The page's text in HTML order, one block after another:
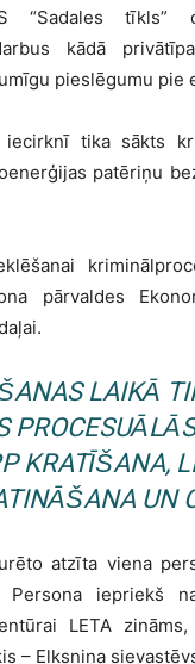
“Sadales tīkls”
kādā
pieslēgumu pie
iecirknī tika sākts
patēriņu
pārvaldes
LAIKĀ
KRATĪŠANA,
UN
atzīta viena
Persona iepriekš
LETA
– Elksniņa